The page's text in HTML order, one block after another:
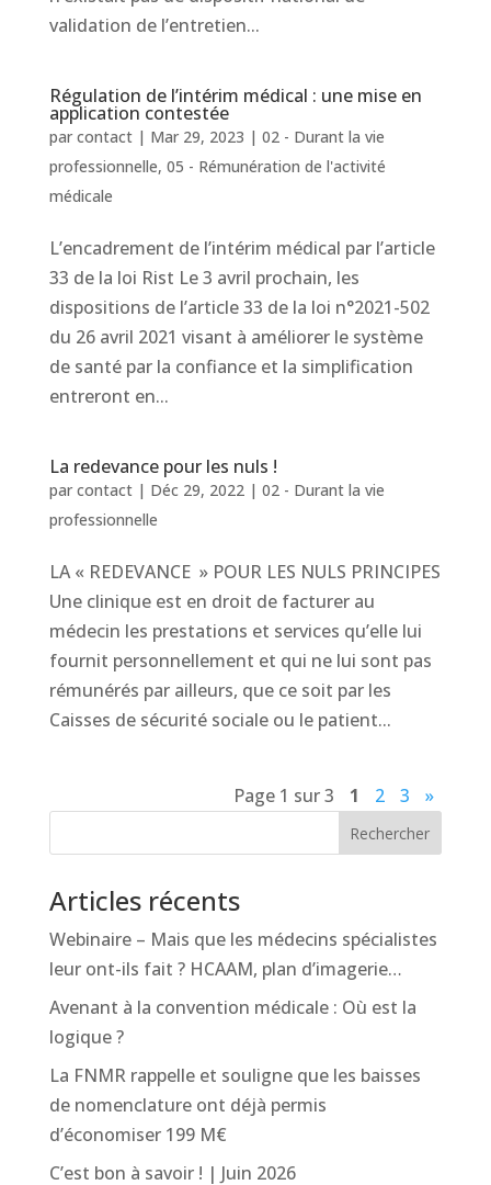
validation de l’entretien...
Régulation de l’intérim médical : une mise en
application contestée
par contact| Mar 29, 2023 | 02 - Durant la vie
professionnelle, 05 - Rémunération de l'activité
médicale
L’encadrement de l’intérim médical par l’article
33 de la loi Rist Le 3 avril prochain, les
dispositions de l’article 33 de la loi n°2021-502
du 26 avril 2021 visant à améliorer le système
de santé par la confiance et la simplification
entreront en...
La redevance pour les nuls !
par contact| Déc 29, 2022| 02 - Durant la vie
professionnelle
LA « REDEVANCE » POUR LES NULS PRINCIPES
Une clinique est en droit de facturer au
médecin les prestations et services qu’elle lui
fournit personnellement et qui ne lui sont pas
rémunérés par ailleurs, que ce soit par les
Caisses de sécurité sociale ou le patient...
Page 1 sur 3 1 2 3 »
Rechercher
Articles récents
Webinaire – Mais que les médecins spécialistes
leur ont-ils fait ? HCAAM, plan d’imagerie…
Avenant à la convention médicale : Où est la
logique ?
La FNMR rappelle et souligne que les baisses
de nomenclature ont déjà permis
d’économiser 199 M€
C’est bon à savoir ! | Juin 2026